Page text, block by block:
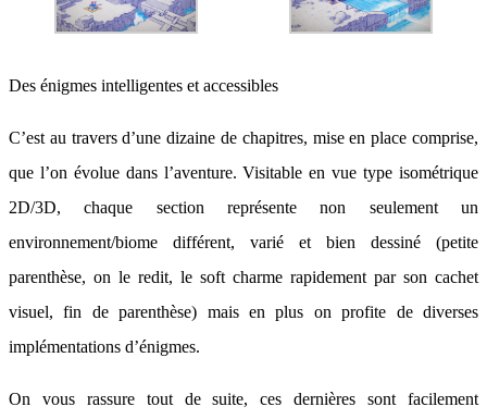
Des énigmes intelligentes et accessibles
C’est au travers d’une dizaine de chapitres, mise en place comprise,
que l’on évolue dans l’aventure. Visitable en vue type isométrique
2D/3D, chaque section représente non seulement un
environnement/biome différent, varié et bien dessiné (petite
parenthèse, on le redit, le soft charme rapidement par son cachet
visuel, fin de parenthèse) mais en plus on profite de diverses
implémentations d’énigmes.
On vous rassure tout de suite, ces dernières sont facilement